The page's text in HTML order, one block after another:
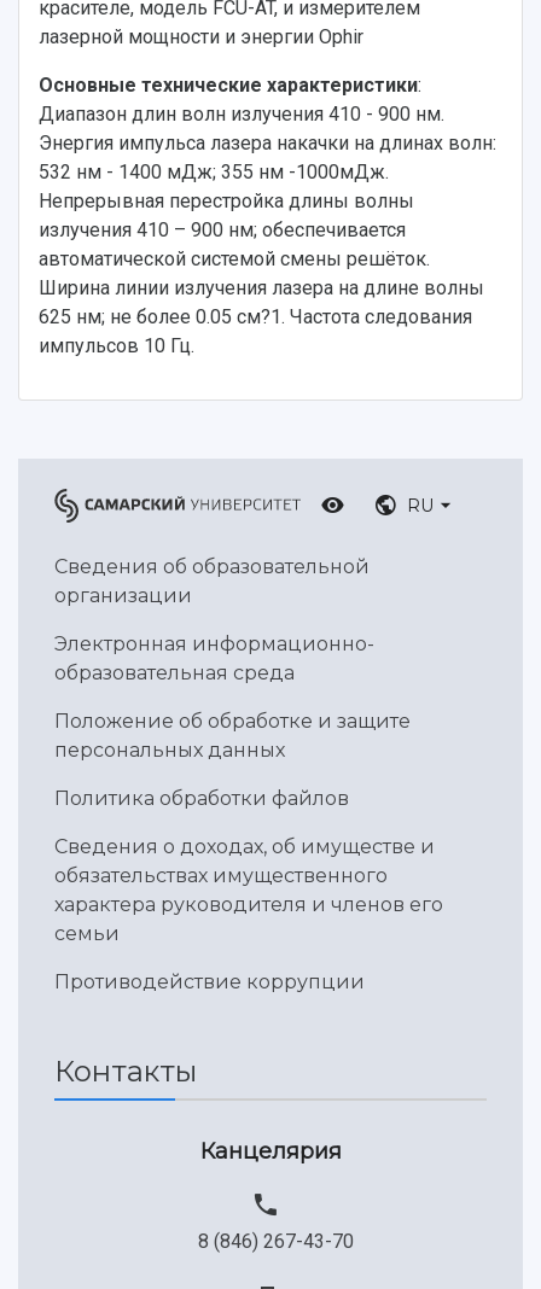
Кафедры
Научные подразделения
Отделы и службы
Общественные организации
Институт искусственного интеллекта
Инжиниринговый центр
Аграрный карбоновый полигон
Архив
Фирменный стиль
Устойчивое развитие
Центр истории авиационных двигателей
Ботанический сад
Умный дом бабочек
Международный межвузовский кампус
Сведения об образовательной организации
Официальные документы
Тестирование иностранных граждан на
знание русского языка, истории России и
Платные образовательные услуги
Скидки на обучение
Подготовительные курсы
Библиотека
Видеолекции
Противодействие COVID-19
Материальная база
Подразделения научного обслуживания
Организационные документы
Результаты научно-исследовательской
деятельности
Научно-технические разработки
Конкурсы научных проектов и грантов
Областной конкурс "Молодой учёный"
Отчеты о научно-исследовательской
деятельности
Журналы Самарского университета
Научные конференции
красителе, модель FCU-AT, и измерителем
лазерной мощности и энергии Ophir
Основные технические характеристики:
Диапазон длин волн излучения 410 - 900 нм.
Энергия импульса лазера накачки на длинах волн:
532 нм - 1400 мДж; 355 нм -1000мДж.
Непрерывная перестройка длины волны
излучения 410 – 900 нм; обеспечивается
автоматической системой смены решёток.
Ширина линии излучения лазера на длине волны
625 нм; не более 0.05 см?1. Частота следования
импульсов 10 Гц.
RU
Сведения об образовательной
организации
Электронная информационно-
образовательная среда
Положение об обработке и защите
персональных данных
Политика обработки файлов
Сведения о доходах, об имуществе и
обязательствах имущественного
характера руководителя и членов его
семьи
Противодействие коррупции
Контакты
Канцелярия
8 (846) 267-43-70